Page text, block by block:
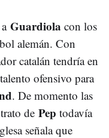
Guardiola con los
alemán. Con
catalán tendría en
ofensivo para
. De momento las
de Pep todavía
señala que